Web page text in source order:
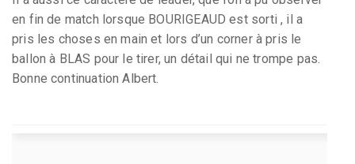
en fin de match lorsque BOURIGEAUD est sorti , il a
pris les choses en main et lors d’un corner à pris le
ballon à BLAS pour le tirer, un détail qui ne trompe pas.
Bonne continuation Albert.